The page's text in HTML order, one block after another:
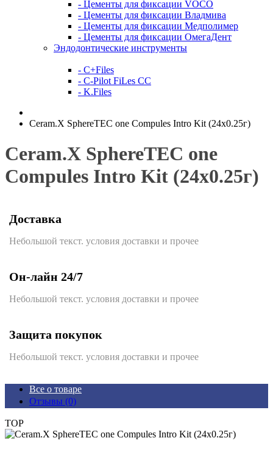
- Цементы для фиксации VOCO
- Цементы для фиксации Владмива
- Цементы для фиксации Медполимер
- Цементы для фиксации ОмегаДент
Эндодонтические инструменты
- C+Files
- C-Pilot FiLes CC
- K.Files
Ceram.X SphereTEC one Compules Intro Kit (24x0.25г)
Ceram.X SphereTEC one
Compules Intro Kit (24x0.25г)
Доставка
Небольшой текст. условия доставки и прочее
Он-лайн 24/7
Небольшой текст. условия доставки и прочее
Защита покупок
Небольшой текст. условия доставки и прочее
Все о товаре
Отзывы (0)
TOP